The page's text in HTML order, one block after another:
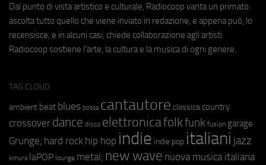
Dal punto di vista artistico e culturale, Radiocoop vanta un primato:
ascolta tutto quello che viene inviato in redazione, e appena può, lo
recensisce, e in alcuni casi, chiede collaborazione agli artisti.
Radiocoop sostiene l'arte, la cultura e la musica di ogni genere.
TAG CLOUD
ambient beat blues bossa cantautore classica country
crossover dance disco elettronicafolkfunk fusion garage
Grunge; hard rock hip hop indie indie pop italiani jazz
kimura laPOP lounge metal; new wave nuova musica italiana